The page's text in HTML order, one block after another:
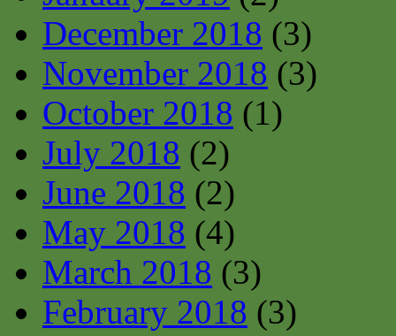
December 2018 (3)
November 2018 (3)
October 2018 (1)
July 2018 (2)
June 2018 (2)
May 2018 (4)
March 2018 (3)
February 2018 (3)